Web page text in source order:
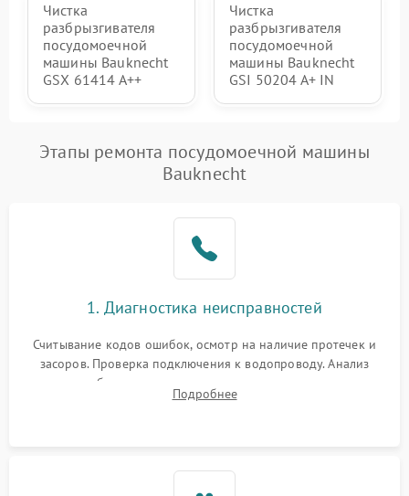
Чистка
разбрызгивателя
посудомоечной
машины Bauknecht
GSX 61414 A++
Чистка
разбрызгивателя
посудомоечной
машины Bauknecht
GSI 50204 A+ IN
Этапы ремонта посудомоечной машины
Bauknecht
1. Диагностика неисправностей
Считывание кодов ошибок, осмотр на наличие протечек и
засоров. Проверка подключения к водопроводу. Анализ
жалоб на отсутствие слива, нагрева, вращения
разбрызгивателей или срабатывание системы защиты
Подробнее